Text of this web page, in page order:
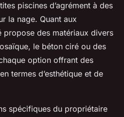
piscines d’agrément à des
la nage. Quant aux
propose des matériaux divers
le béton ciré ou des
option offrant des
termes d’esthétique et de
spécifiques du propriétaire